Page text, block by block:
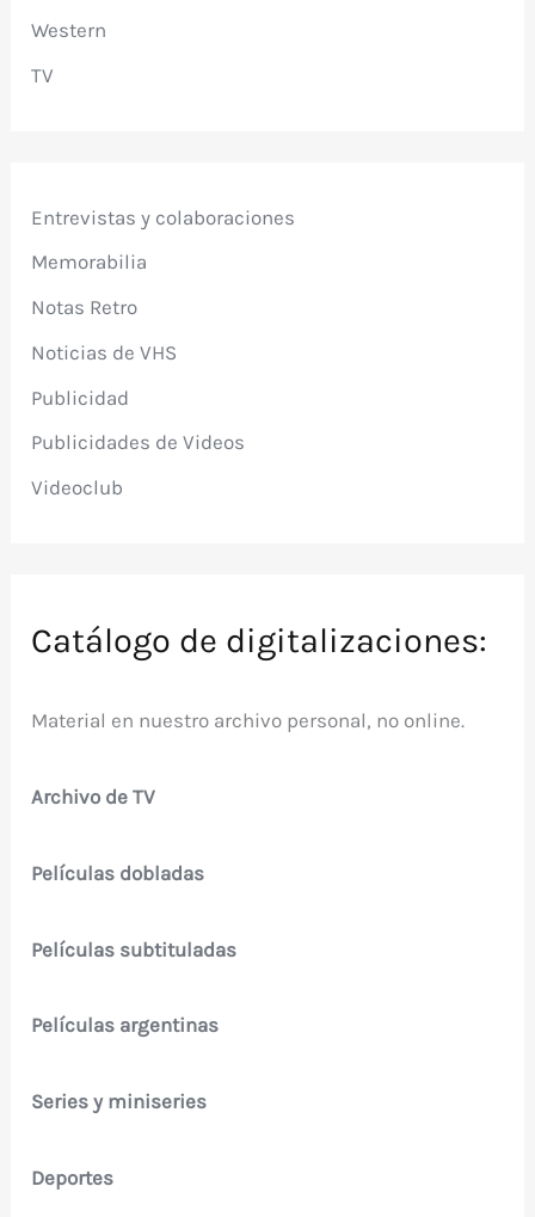
Western
TV
Entrevistas y colaboraciones
Memorabilia
Notas Retro
Noticias de VHS
Publicidad
Publicidades de Videos
Videoclub
Catálogo de digitalizaciones:
Material en nuestro archivo personal, no online.
Archivo de TV
Películas dobladas
Películas subtituladas
Películas argentinas
Series y miniseries
Deportes